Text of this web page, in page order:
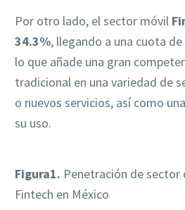
Por otro lado, el sector móvil
34.3%, llegando a una cuota
lo que añade una gran
tradicional en una variedad de
o nuevos servicios, así como
su uso.
Figura1. Penetración de sector
Fintech en México